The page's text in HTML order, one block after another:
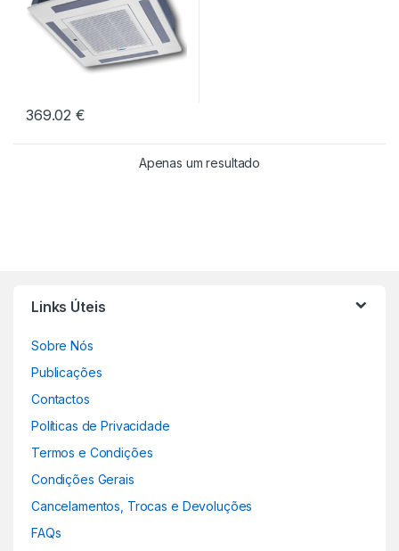
369.02€
Apenas um resultado
Links Úteis
Sobre Nós
Publicações
Contactos
Políticas de Privacidade
Termos e Condições
Condições Gerais
Cancelamentos, Trocas e Devoluções
FAQs